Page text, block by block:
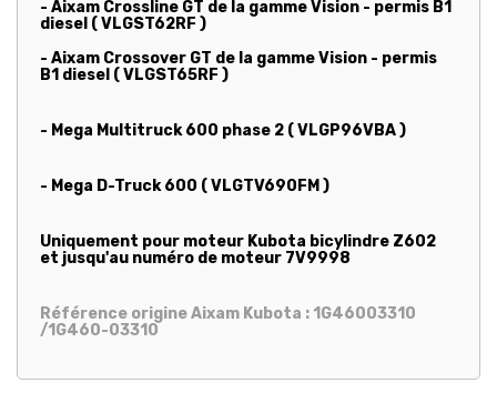
- Aixam Crossline GT de la gamme Vision - permis B1
diesel ( VLGST62RF )
- Aixam Crossover GT de la gamme Vision - permis
B1 diesel ( VLGST65RF )
- Mega Multitruck 600 phase 2 ( VLGP96VBA )
- Mega D-Truck 600 ( VLGTV690FM )
Uniquement pour moteur Kubota bicylindre Z602
et jusqu'au numéro de moteur 7V9998
Référence origine Aixam Kubota : 1G46003310
/1G460-03310